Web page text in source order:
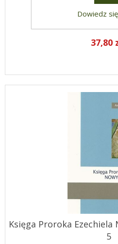
37,80
Księga Proroka Ezechiela
5
Dowiedz